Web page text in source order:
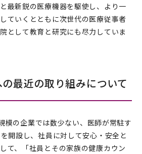
最新鋭の医療機器を駆使し、より一
ていくとともに次世代の医療従事者
として教育と研究にも尽力していま
最近の取り組みについて
模の企業では数少ない、医師が常駐す
開設し、社員に対して安心・安全と
て、「社員とその家族の健康カウン